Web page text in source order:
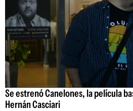
Se estrenó Canelones, la película
Hernán Casciari